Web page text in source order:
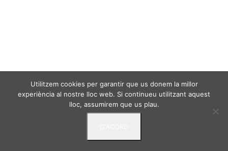
Utilitzem cookies per garantir que us donem la millor
experiència al nostre lloc web. Si continueu utilitzant aquest
lloc, assumirem que us plau.